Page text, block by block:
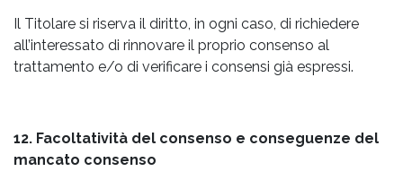
Il Titolare si riserva il diritto, in ogni caso, di richiedere
all’interessato di rinnovare il proprio consenso al
trattamento e/o di verificare i consensi già espressi.
12. Facoltatività del consenso e conseguenze del
mancato consenso